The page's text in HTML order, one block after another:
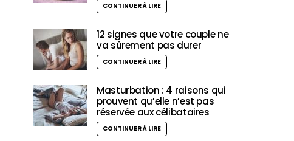
CONTINUER À LIRE
12 signes que votre couple ne
va sûrement pas durer
CONTINUER À LIRE
Masturbation : 4 raisons qui
prouvent qu’elle n’est pas
réservée aux célibataires
CONTINUER À LIRE